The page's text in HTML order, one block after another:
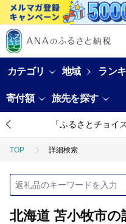
カテゴリ 地域 ラン
寄付額 旅先を探す
「ふるさとチョイ
TOP 詳細検索
北海道 苫小牧市の